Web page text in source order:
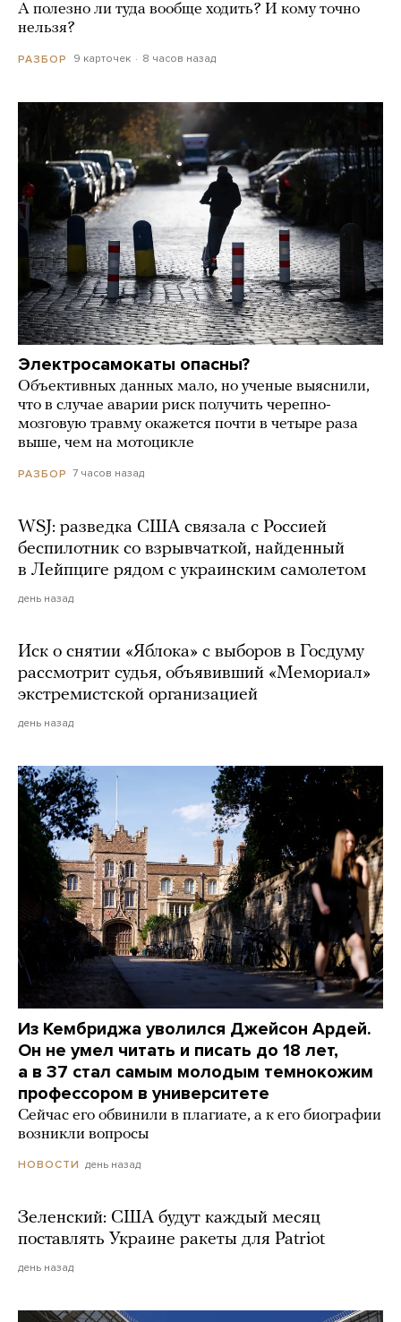
А полезно ли туда вообще ходить? И кому точно
нельзя?
РАЗБОР 9 карточек 8 часов назад
Электросамокаты опасны?
Объективных данных мало, но ученые выяснили,
что в случае аварии риск получить черепно-
мозговую травму окажется почти в четыре раза
выше, чем на мотоцикле
РАЗБОР 7 часов назад
WSJ: разведка США связала с Россией
беспилотник со взрывчаткой, найденный
в Лейпциге рядом с украинским самолетом
день назад
Иск о снятии «Яблока» с выборов в Госдуму
рассмотрит судья, объявивший «Мемориал»
экстремистской организацией
день назад
Из Кембриджа уволился Джейсон Ардей.
Он не умел читать и писать до 18 лет,
а в 37 стал самым молодым темнокожим
профессором в университете
Сейчас его обвинили в плагиате, а к его биографии
возникли вопросы
НОВОСТИ день назад
Зеленский: США будут каждый месяц
поставлять Украине ракеты для Patriot
день назад